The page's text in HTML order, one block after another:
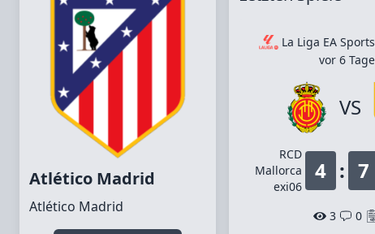
Atlético Madrid
Atlético Madrid
La Liga EA
vor 6
VS
RCD
Mallorca
exi06
4 : 7
3
0